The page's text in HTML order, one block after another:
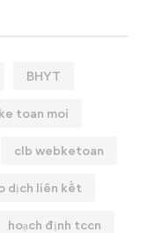
BHYT
toan moi
clb webketoan
dịch liên kết
hoạch định tccn